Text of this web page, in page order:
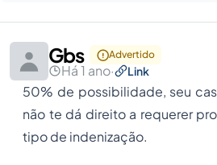
Gbs Advertido
Há 1 ano· Link
50% de possibilidade, seu
não te dá direito a requerer
tipo de indenização.